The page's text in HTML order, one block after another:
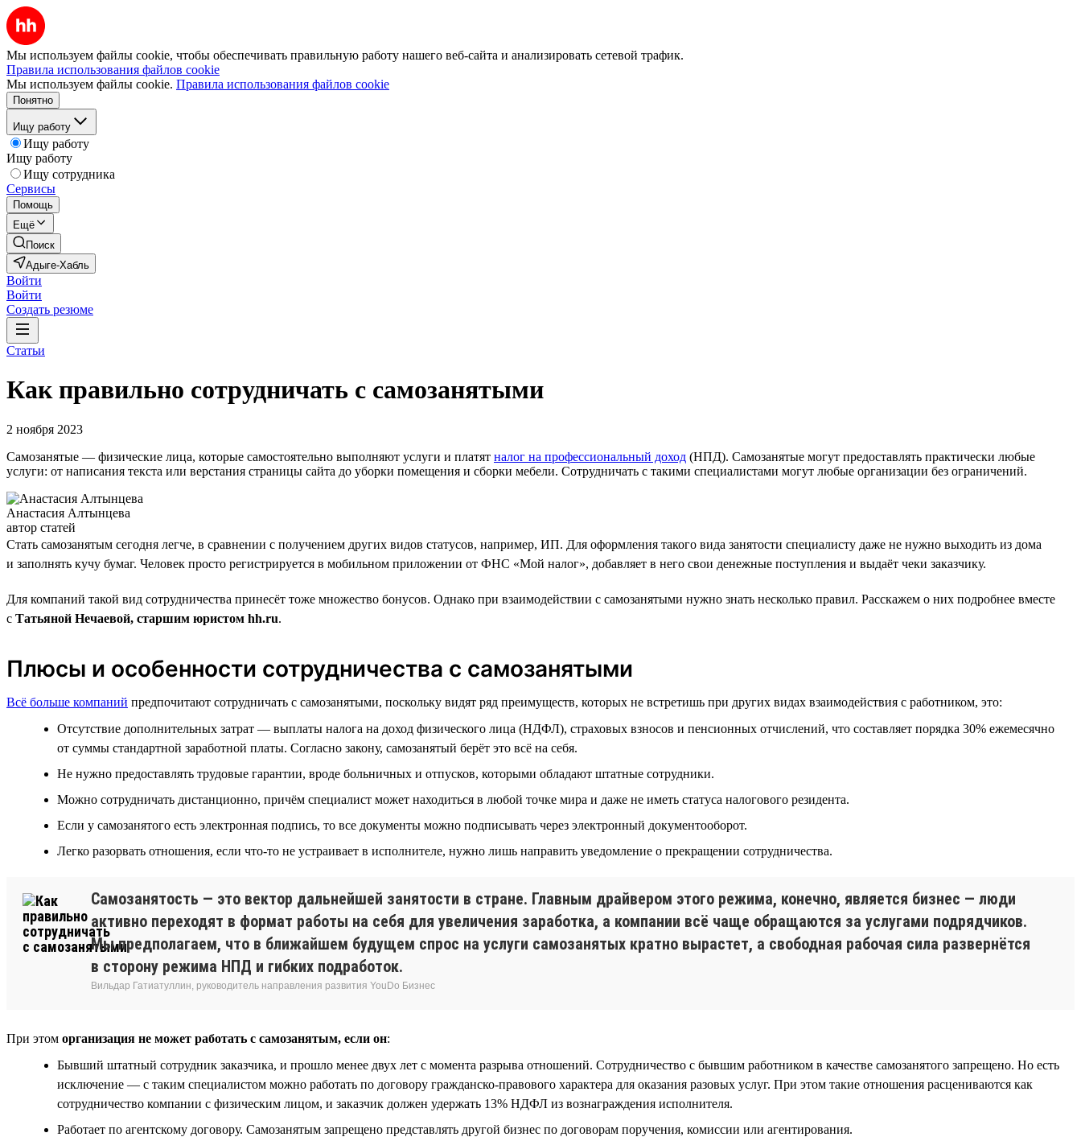
Мы используем файлы cookie, чтобы обеспечивать правильную работу нашего веб-сайта и анализировать сетевой трафик.
Правила использования файлов cookie
Мы используем файлы cookie. Правила использования файлов cookie
Понятно
Ищу работу
Ищу работу
Ищу работу
Ищу сотрудника
Сервисы
Помощь
Ещё
Поиск
Адыге-Хабль
Войти
Войти
Создать резюме
Статьи
Как правильно сотрудничать с самозанятыми
2 ноября 2023
Самозанятые — физические лица, которые самостоятельно выполняют услуги и платят налог на профессиональный доход (НПД). Самозанятые могут предоставлять практически любые
услуги: от написания текста или верстания страницы сайта до уборки помещения и сборки мебели. Сотрудничать с такими специалистами могут любые организации без ограничений.
Анастасия Алтынцева
автор статей
Стать самозанятым сегодня легче, в сравнении с получением других видов статусов, например, ИП. Для оформления такого вида занятости специалисту даже не нужно выходить из дома
и заполнять кучу бумаг. Человек просто регистрируется в мобильном приложении от ФНС «Мой налог», добавляет в него свои денежные поступления и выдаёт чеки заказчику.
Для компаний такой вид сотрудничества принесёт тоже множество бонусов. Однако при взаимодействии с самозанятыми нужно знать несколько правил. Расскажем о них подробнее вместе
с Татьяной Нечаевой, старшим юристом hh.ru.
Плюсы и особенности сотрудничества с самозанятыми
Всё больше компаний предпочитают сотрудничать с самозанятыми, поскольку видят ряд преимуществ, которых не встретишь при других видах взаимодействия с работником, это:
Отсутствие дополнительных затрат — выплаты налога на доход физического лица (НДФЛ), страховых взносов и пенсионных отчислений, что составляет порядка 30% ежемесячно
от суммы стандартной заработной платы. Согласно закону, самозанятый берёт это всё на себя.
Не нужно предоставлять трудовые гарантии, вроде больничных и отпусков, которыми обладают штатные сотрудники.
Можно сотрудничать дистанционно, причём специалист может находиться в любой точке мира и даже не иметь статуса налогового резидента.
Если у самозанятого есть электронная подпись, то все документы можно подписывать через электронный документооборот.
Легко разорвать отношения, если что-то не устраивает в исполнителе, нужно лишь направить уведомление о прекращении сотрудничества.
Самозанятость — это вектор дальнейшей занятости в стране. Главным драйвером этого режима, конечно, является бизнес — люди
активно переходят в формат работы на себя для увеличения заработка, а компании всё чаще обращаются за услугами подрядчиков.
Мы предполагаем, что в ближайшем будущем спрос на услуги самозанятых кратно вырастет, а свободная рабочая сила развернётся
в сторону режима НПД и гибких подработок.
Вильдар Гатиатуллин, руководитель направления развития YouDo Бизнес
При этом организация не может работать с самозанятым, если он:
Бывший штатный сотрудник заказчика, и прошло менее двух лет с момента разрыва отношений. Сотрудничество с бывшим работником в качестве самозанятого запрещено. Но есть
исключение — с таким специалистом можно работать по договору гражданско-правового характера для оказания разовых услуг. При этом такие отношения расцениваются как
сотрудничество компании с физическим лицом, и заказчик должен удержать 13% НДФЛ из вознаграждения исполнителя.
Работает по агентскому договору. Самозанятым запрещено представлять другой бизнес по договорам поручения, комиссии или агентирования.